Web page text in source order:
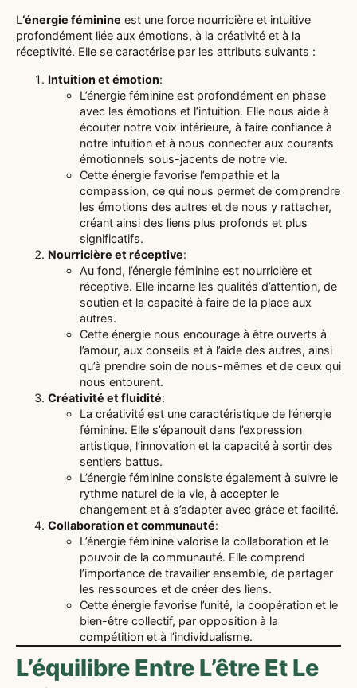
L‘énergie féminine est une force nourricière et intuitive
profondément liée aux émotions, à la créativité et à la
réceptivité. Elle se caractérise par les attributs suivants :
Intuition et émotion:
L’énergie féminine est profondément en phase
avec les émotions et l’intuition. Elle nous aide à
écouter notre voix intérieure, à faire confiance à
notre intuition et à nous connecter aux courants
émotionnels sous-jacents de notre vie.
Cette énergie favorise l’empathie et la
compassion, ce qui nous permet de comprendre
les émotions des autres et de nous y rattacher,
créant ainsi des liens plus profonds et plus
significatifs.
Nourricière et réceptive:
Au fond, l’énergie féminine est nourricière et
réceptive. Elle incarne les qualités d’attention, de
soutien et la capacité à faire de la place aux
autres.
Cette énergie nous encourage à être ouverts à
l’amour, aux conseils et à l’aide des autres, ainsi
qu’à prendre soin de nous-mêmes et de ceux qui
nous entourent.
Créativité et fluidité:
La créativité est une caractéristique de l’énergie
féminine. Elle s’épanouit dans l’expression
artistique, l’innovation et la capacité à sortir des
sentiers battus.
L’énergie féminine consiste également à suivre le
rythme naturel de la vie, à accepter le
changement et à s’adapter avec grâce et facilité.
Collaboration et communauté:
L’énergie féminine valorise la collaboration et le
pouvoir de la communauté. Elle comprend
l’importance de travailler ensemble, de partager
les ressources et de créer des liens.
Cette énergie favorise l’unité, la coopération et le
bien-être collectif, par opposition à la
compétition et à l’individualisme.
L’équilibre Entre L’être Et Le